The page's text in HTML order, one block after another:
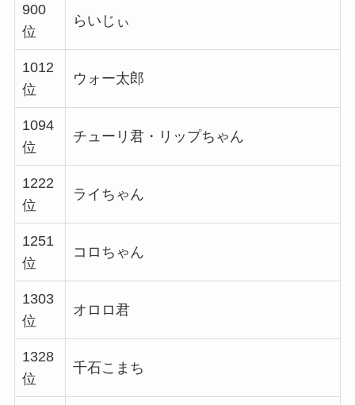
900
位
らいじぃ
1012
位
ウォー太郎
1094
位
チューリ君・リップちゃん
1222
位
ライちゃん
1251
位
コロちゃん
1303
位
オロロ君
1328
位
千石こまち